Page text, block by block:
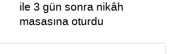
ile 3 gün sonra nikâh
masasına oturdu